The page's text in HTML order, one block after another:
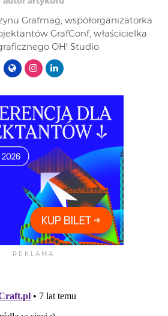
Grafmag, współorganizatorka
GrafConf, właścicielka
OH! Studio.